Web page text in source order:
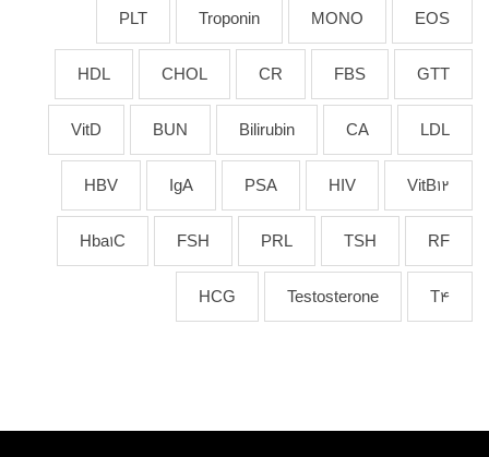
EOS
MONO
Troponin
PLT
GTT
FBS
CR
CHOL
HDL
LDL
CA
Bilirubin
BUN
VitD
VitB12
HIV
PSA
IgA
HBV
RF
TSH
PRL
FSH
Hba1C
T4
Testosterone
HCG